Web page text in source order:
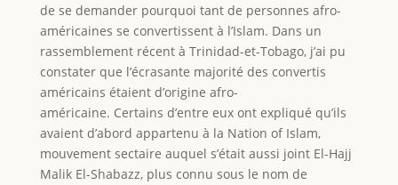
de se demander pourquoi tant de personnes afro-
américaines se convertissent à l’Islam. Dans un
rassemblement récent à Trinidad-et-Tobago, j’ai pu
constater que l’écrasante majorité des convertis
américains étaient d’origine afro-
américaine. Certains d’entre eux ont expliqué qu’ils
avaient d’abord appartenu à la Nation of Islam,
mouvement sectaire auquel s’était aussi joint El-Hajj
Malik El-Shabazz, plus connu sous le nom de